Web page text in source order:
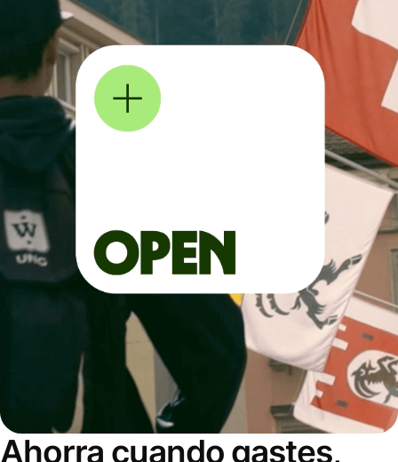
Ahorra cuando gastes,